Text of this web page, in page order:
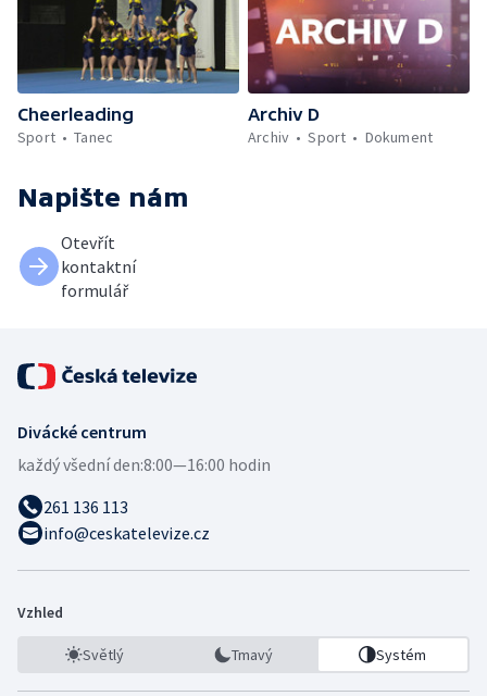
Cheerleading
Sport
Tanec
Archiv D
Archiv
Sport Dokument
Napište nám
Otevřít
kontaktní
formulář
Divácké centrum
každý všední den:8:00—16:00 hodin
261 136 113
info@ceskatelevize.cz
Vzhled
Světlý Tmavý Systém